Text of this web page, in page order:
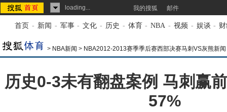
loading... 我的搜狐 邮件
首页 - 新闻 - 军事 - 文化 - 历史 - 体育 - NBA - 视频 - 娱谈 -
> NBA新闻 > NBA2012-2013赛季季后赛西部决赛马刺VS灰熊新闻
历史0-3未有翻盘案例 马刺赢
57%